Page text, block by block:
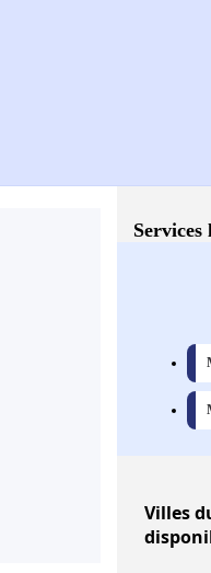
Services
Villes